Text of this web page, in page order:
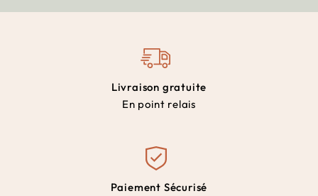
Livraison gratuite
En point relais
Paiement Sécurisé